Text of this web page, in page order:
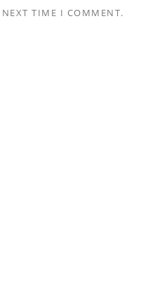
TIME I COMMENT.